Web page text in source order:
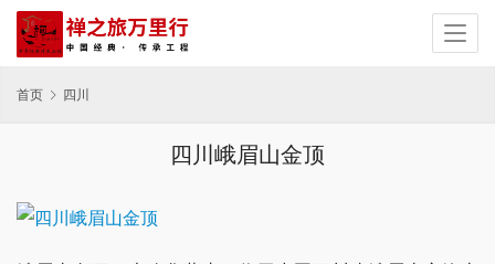
首页 四川
四川峨眉山金顶